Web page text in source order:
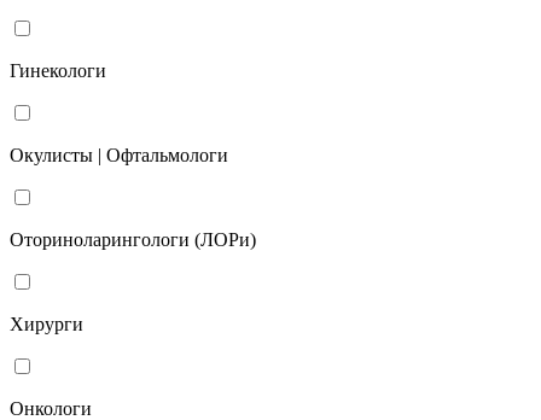
Гинекологи
Окулисты | Офтальмологи
Оториноларингологи (ЛОРи)
Хирурги
Онкологи